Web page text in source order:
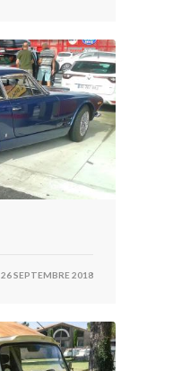
26 SEPTEMBRE 2018